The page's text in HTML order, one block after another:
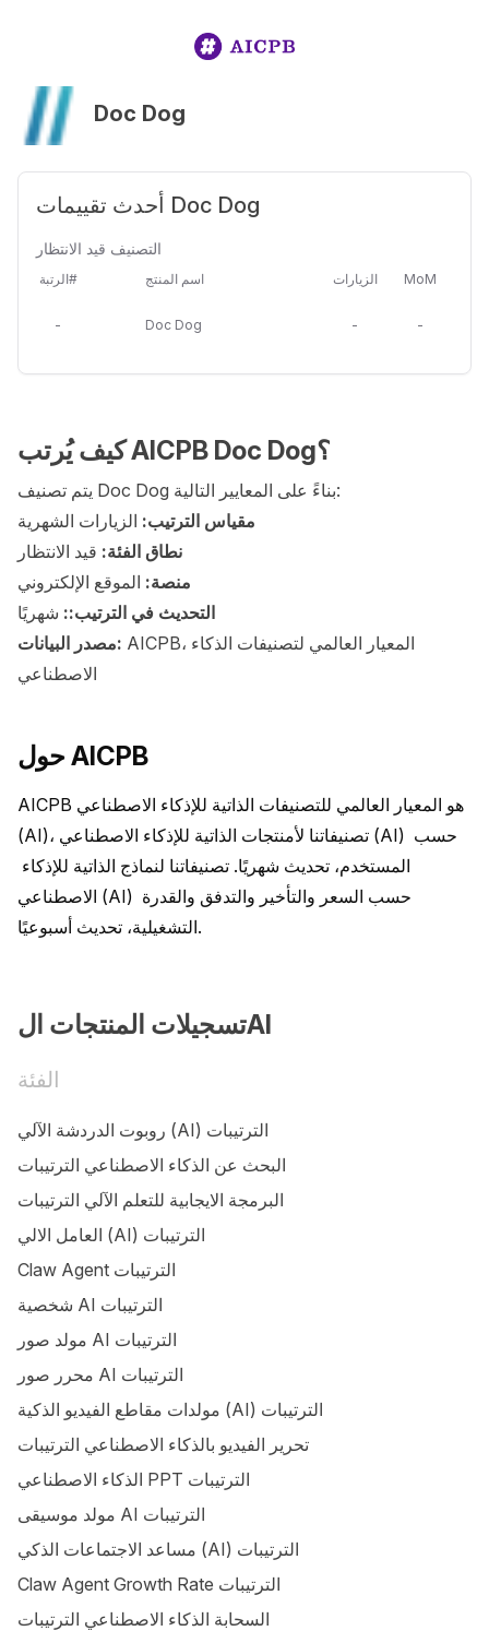
Doc Dog
أحدث تقييمات Doc Dog
التصنيف قيد الانتظار
الرتبة# اسم المنتج الزيارات MoM
- Doc Dog - -
كيف يُرتب AICPB Doc Dog؟
يتم تصنيف Doc Dog بناءً على المعايير التالية:
مقياس الترتيب: الزيارات الشهرية
نطاق الفئة: قيد الانتظار
منصة: الموقع الإلكتروني
التحديث في الترتيب:: شهريًا
مصدر البيانات: AICPB، المعيار العالمي لتصنيفات الذكاء
الاصطناعي
حول AICPB
AICPB هو المعيار العالمي للتصنيفات الذاتية للإذكاء الاصطناعي
(AI)، تصنيفاتنا لأمنتجات الذاتية للإذكاء الاصطناعي (AI) حسب
الاصطناعي (AI) حسب السعر والتأخير والتدفق والقدرة
التشغيلية، تحديث أسبوعيًا.
تسجيلات المنتجات الAI
الفئة
روبوت الدردشة الآلي (AI) الترتيبات
البحث عن الذكاء الاصطناعي الترتيبات
البرمجة الايجابية للتعلم الآلي الترتيبات
العامل الالي (AI) الترتيبات
Claw Agent الترتيبات
شخصية AI الترتيبات
مولد صور AI الترتيبات
محرر صور AI الترتيبات
مولدات مقاطع الفيديو الذكية (AI) الترتيبات
تحرير الفيديو بالذكاء الاصطناعي الترتيبات
الذكاء الاصطناعي PPT الترتيبات
مولد موسيقى AI الترتيبات
مساعد الاجتماعات الذكي (AI) الترتيبات
Claw Agent Growth Rate الترتيبات
السحابة الذكاء الاصطناعي الترتيبات